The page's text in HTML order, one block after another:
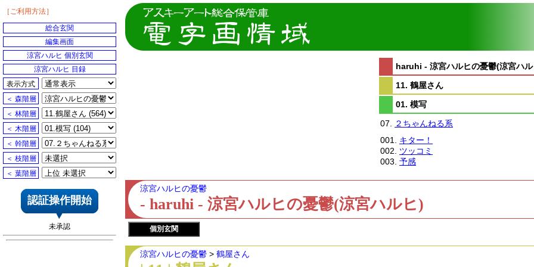
haruhi - 涼宮ハルヒの憂鬱(涼宮ハ
11. 鶴屋さん
01. 模写
07.
２ちゃんねる系
001. キター！
002. ツッコミ
003. 予感
涼宮ハルヒの憂鬱
- haruhi - 涼宮ハルヒの憂鬱(涼宮ハルヒ)
個別玄関
涼宮ハルヒの憂鬱 > 鶴屋さん
［ご利用方法］
総合玄関
編集画面
涼宮ハルヒ 個別玄関
涼宮ハルヒ 目録
表示方式
＜ 森階層
＜ 林階層
＜ 木階層
＜ 幹階層
＜ 枝階層
＜ 葉階層
認証操作開始
未承認